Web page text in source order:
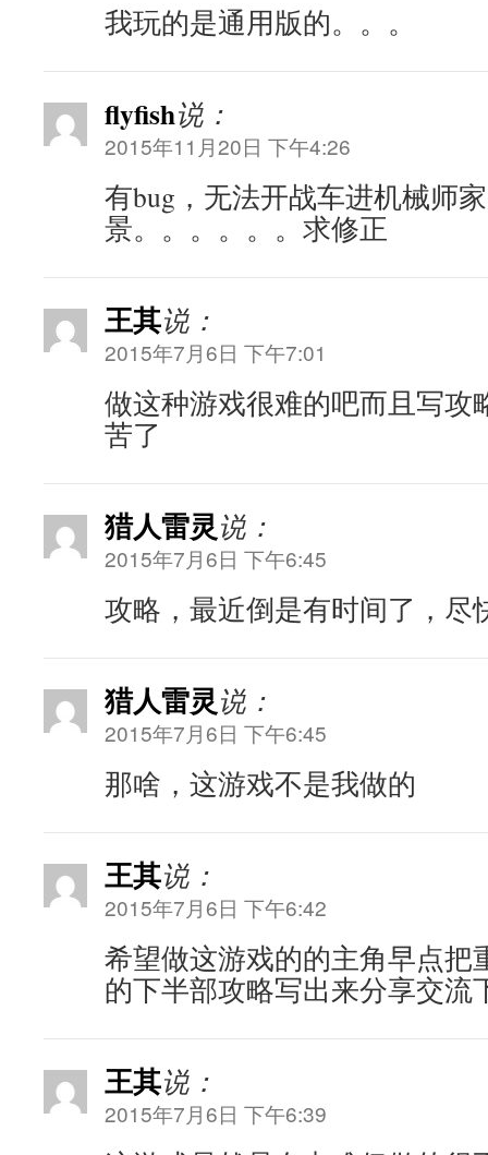
我玩的是通用版的。。。
flyfish说：
2015年11月20日 下午4:26
有bug，无法开战车进机械师
景。。。。。。求修正
王其说：
2015年7月6日 下午7:01
做这种游戏很难的吧而且写攻
苦了
猎人雷灵说：
2015年7月6日 下午6:45
攻略，最近倒是有时间了，尽
猎人雷灵说：
2015年7月6日 下午6:45
那啥，这游戏不是我做的
王其说：
2015年7月6日 下午6:42
希望做这游戏的的主角早点把
的下半部攻略写出来分享交流
王其说：
2015年7月6日 下午6:39